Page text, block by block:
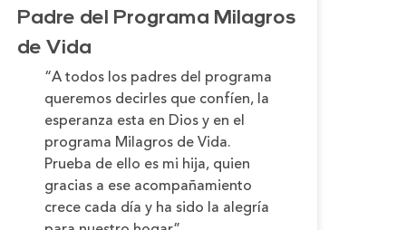
Padre del Programa Milagros
de Vida
“A todos los padres del programa
queremos decirles que confíen, la
esperanza esta en Dios y en el
programa Milagros de Vida.
Prueba de ello es mi hija, quien
gracias a ese acompañamiento
crece cada día y ha sido la alegría